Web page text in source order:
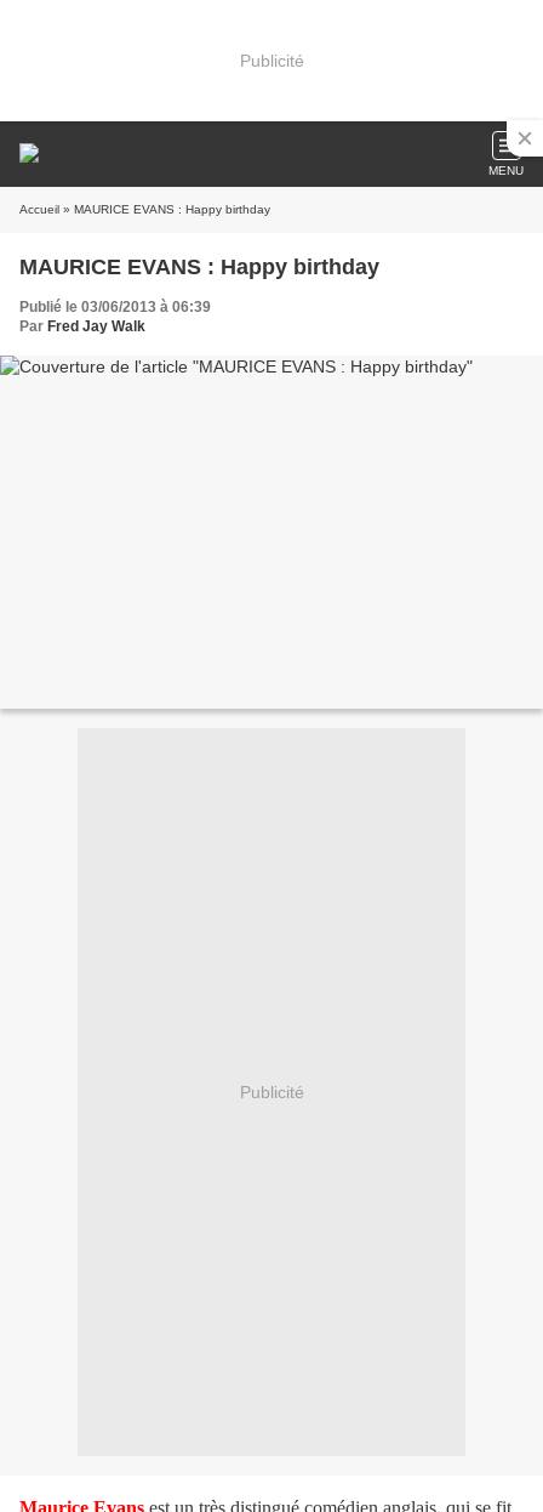
Publicité
MENU
Accueil » MAURICE EVANS : Happy birthday
MAURICE EVANS : Happy birthday
Publié le 03/06/2013 à 06:39
Par Fred Jay Walk
Publicité